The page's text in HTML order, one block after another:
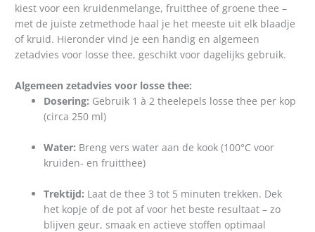
kiest voor een kruidenmelange, fruitthee of groene thee –
met de juiste zetmethode haal je het meeste uit elk blaadje
of kruid. Hieronder vind je een handig en algemeen
zetadvies voor losse thee, geschikt voor dagelijks gebruik.
Algemeen zetadvies voor losse thee:
Dosering: Gebruik 1 à 2 theelepels losse thee per kop
(circa 250 ml)
Water: Breng vers water aan de kook (100°C voor
kruiden- en fruitthee)
Trektijd: Laat de thee 3 tot 5 minuten trekken. Dek
het kopje of de pot af voor het beste resultaat – zo
blijven geur, smaak en actieve stoffen optimaal